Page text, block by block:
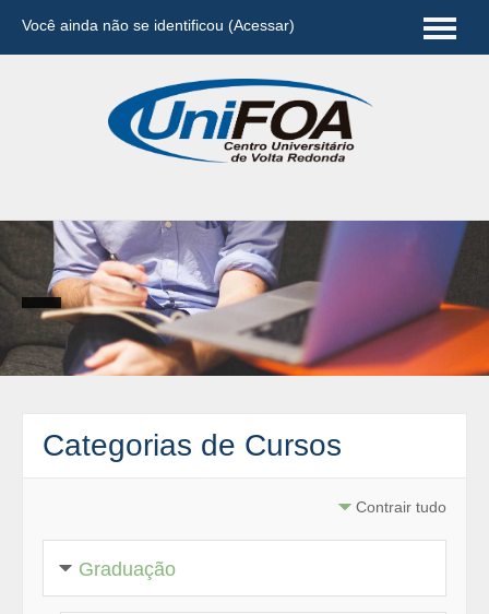
Você ainda não se identificou (Acessar)
Categorias de Cursos
Contrair tudo
Graduação